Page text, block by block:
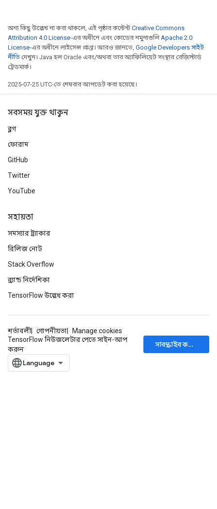
অন্য কিছু উল্লেখ না করা থাকলে, এই পৃষ্ঠার কন্টেন্ট Creative Commons
Attribution 4.0 License-এর অধীনে এবং কোডের নমুনাগুলিApache 2.0
License-এর অধীনে লাইসেন্স প্রাপ্ত। আরও জানতে, Google Developers সাইট
নীতি দেখুন। Java হল Oracle এবং/অথবা তার অ্যাফিলিয়েট সংস্থার রেজিস্টার্ড
ট্রেডমার্ক।
2025-07-25 UTC-তে শেষবার আপডেট করা হয়েছে।
সবসময় যুক্ত থাকুন
ব্লগ
ফোরাম
GitHub
Twitter
YouTube
সহায়তা
সমস্যার ট্র্যাকার
রিলিজ নোট
Stack Overflow
ব্র্যান্ড নির্দেশিকা
TensorFlow উল্লেখ করা
শর্তাবলী গোপনীয়তা
Manage cookies
TensorFlow নিউজলেটার পেতে সাইন-আপ
করুন
সাবস্ক্রাইব করুন